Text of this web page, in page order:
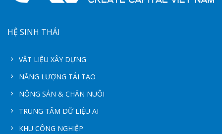
HỆ SINH THÁI
VẬT LIỆU XÂY DỰNG
NĂNG LƯỢNG TÁI TẠO
NÔNG SẢN & CHĂN NUÔI
TRUNG TÂM DỮ LIỆU AI
KHU CÔNG NGHIỆP